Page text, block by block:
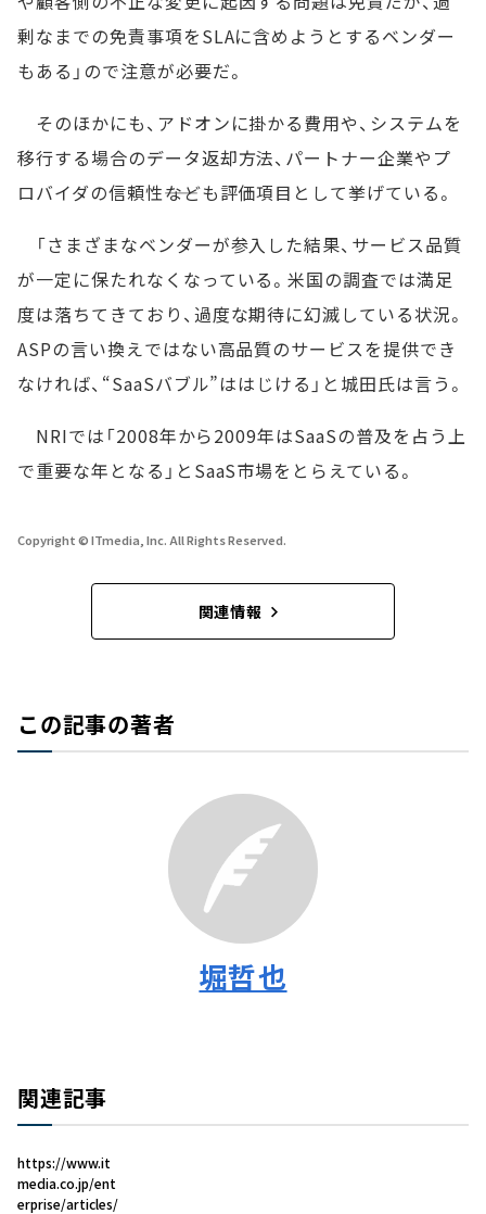
剰なまでの免責事項をSLAに含めようとするベンダー
もある」ので注意が必要だ。
そのほかにも、アドオンに掛かる費用や、システムを
移行する場合のデータ返却方法、パートナー企業やプ
ロバイダの信頼性――なども評価項目として挙げている。
「さまざまなベンダーが参入した結果、サービス品質
が一定に保たれなくなっている。米国の調査では満足
度は落ちてきており、過度な期待に幻滅している状況。
ASPの言い換えではない高品質のサービスを提供でき
なければ、“SaaSバブル”ははじける」と城田氏は言う。
NRIでは「2008年から2009年はSaaSの普及を占う上
で重要な年となる」とSaaS市場をとらえている。
Copyright © ITmedia, Inc. All Rights Reserved.
関連情報
この記事の著者
堀哲也
関連記事
https://www.it
media.co.jp/ent
erprise/articles/